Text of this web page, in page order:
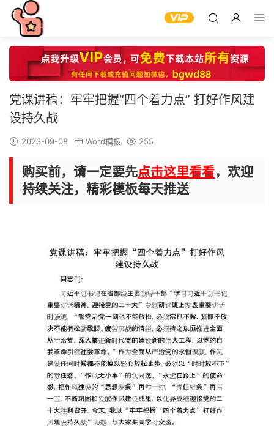
党课讲稿：牢牢把握“四个着力点” 打好作风建
设持久战
2023-09-08 Word模板 255
购买前，请一定要先点击这里看看，欢迎
持续关注，精彩模板每天推送